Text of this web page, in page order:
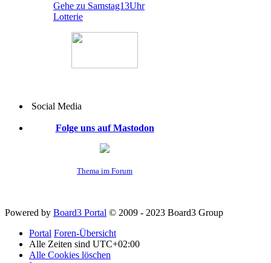
Gehe zu Samstag13Uhr
Lotterie
Social Media
Folge uns auf Mastodon
Thema im Forum
Powered by Board3 Portal © 2009 - 2023 Board3 Group
Portal Foren-Übersicht
Alle Zeiten sind UTC+02:00
Alle Cookies löschen